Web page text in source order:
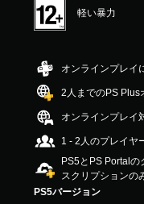
は
中
の
4
5
1
す
軽い暴力
オンラインプレイ
2人までのPS Plus
オンラインプレイ
1 - 2人のプレイヤ
PS5とPS Portal
スクリプションの
PS5バージョン